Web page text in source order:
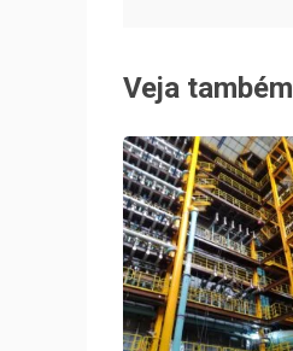
Post
Veja também